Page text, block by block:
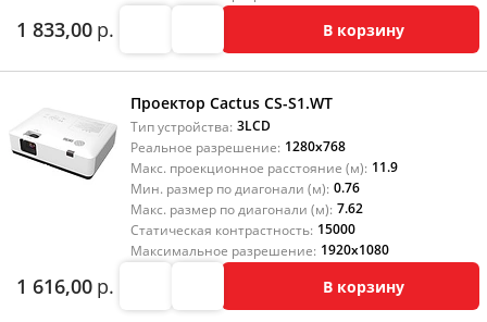
1 833,00 р. В корзину
Проектор Cactus CS-S1.WT
Тип устройства: 3LCD
Реальное разрешение: 1280x768
Макс. проекционное расстояние (м): 11.9
Мин. размер по диагонали (м): 0.76
Макс. размер по диагонали (м): 7.62
Статическая контрастность: 15000
Максимальное разрешение: 1920x1080
1 616,00 р. В корзину